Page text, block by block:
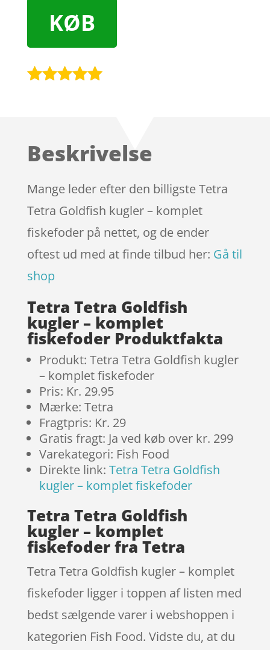
KØB
kundebedøm
Beskrivelse
Mange leder efter den billigste Tetra
Tetra Goldfish kugler – komplet
fiskefoder på nettet, og de ender
oftest ud med at finde tilbud her: Gå til
shop
Tetra Tetra Goldfish
kugler – komplet
fiskefoder Produktfakta
Produkt: Tetra Tetra Goldfish kugler
– komplet fiskefoder
Pris: Kr. 29.95
Mærke: Tetra
Fragtpris: Kr. 29
Gratis fragt: Ja ved køb over kr. 299
Varekategori: Fish Food
Direkte link: Tetra Tetra Goldfish
kugler – komplet fiskefoder
Tetra Tetra Goldfish
kugler – komplet
fiskefoder fra Tetra
Tetra Tetra Goldfish kugler – komplet
fiskefoder ligger i toppen af listen med
bedst sælgende varer i webshoppen i
kategorien Fish Food. Vidste du, at du